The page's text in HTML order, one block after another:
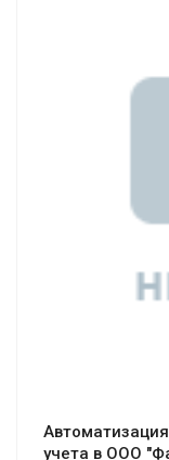
Автоматизация
учета в ООО